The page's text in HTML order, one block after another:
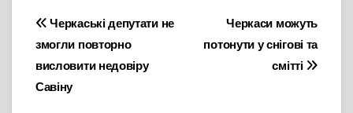
Навігація
записів
Черкаси можуть
потонути у снігові та
смітті
Черкаські депутати не
змогли повторно
висловити недовіру
Савіну